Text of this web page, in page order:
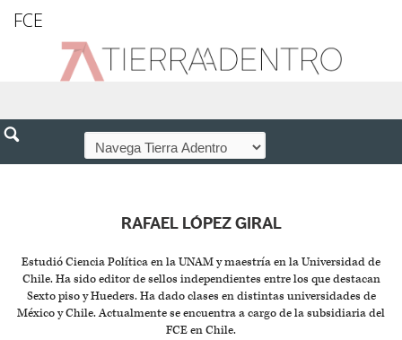
FCE
RAFAEL LÓPEZ GIRAL
Estudió Ciencia Política en la UNAM y maestría en la Universidad de
Chile. Ha sido editor de sellos independientes entre los que destacan
Sexto piso y Hueders. Ha dado clases en distintas universidades de
México y Chile. Actualmente se encuentra a cargo de la subsidiaria del
FCE en Chile.